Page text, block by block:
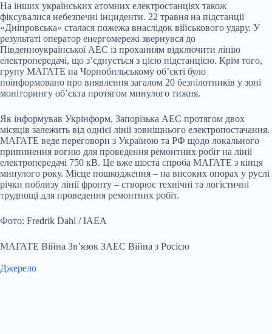
На інших українських атомних електростанціях також
фіксувалися небезпечні інциденти. 22 травня на підстанції
«Дніпровська» сталася пожежа внаслідок військового удару. У
результаті оператор енергомережі звернувся до
Південноукраїнської АЕС із проханням відключити лінію
електропередачі, що з’єднується з цією підстанцією. Крім того,
групу МАГАТЕ на Чорнобильському об’єкті було
поінформовано про виявлення загалом 20 безпілотників у зоні
моніторингу об’єкта протягом минулого тижня.
Як інформував Укрінформ, Запорізька АЕС протягом двох
місяців залежить від однієї лінії зовнішнього електропостачання.
МАГАТЕ веде переговори з Україною та РФ щодо локального
припинення вогню для проведення ремонтних робіт на лінії
електропередачі 750 кВ. Це вже шоста спроба МАГАТЕ з кінця
минулого року. Місце пошкодження – на високих опорах у руслі
річки поблизу лінії фронту – створює технічні та логістичні
труднощі для проведення ремонтних робіт.
Фото: Fredrik Dahl / IAEA
МАГАТЕ Війна Зв’язок ЗАЕС Війна з Росією
Джерело